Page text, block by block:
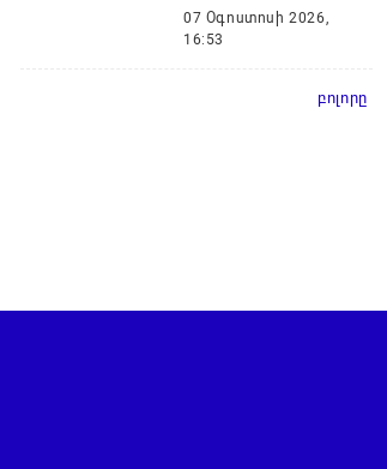
07 Օգոստոսի 2026,
16:53
բոլորը